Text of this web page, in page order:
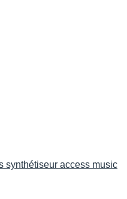
synthétiseur access music